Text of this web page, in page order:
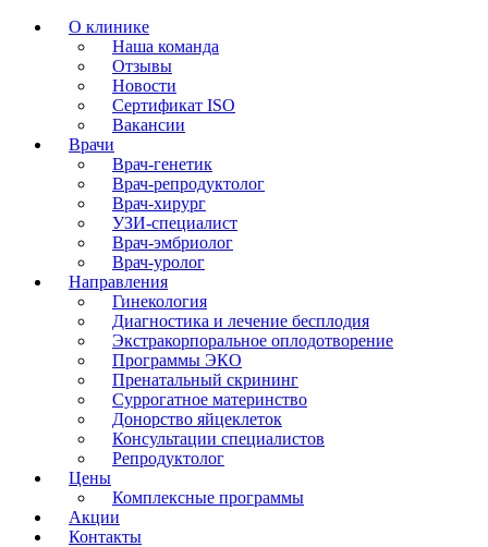
О клинике
Наша команда
Отзывы
Новости
Сертификат ISO
Вакансии
Врачи
Врач-генетик
Врач-репродуктолог
Врач-хирург
УЗИ-специалист
Врач-эмбриолог
Врач-уролог
Направления
Гинекология
Диагностика и лечение бесплодия
Экстракорпоральное оплодотворение
Программы ЭКО
Пренатальный скрининг
Суррогатное материнство
Донорство яйцеклеток
Консультации специалистов
Репродуктолог
Цены
Комплексные программы
Акции
Контакты